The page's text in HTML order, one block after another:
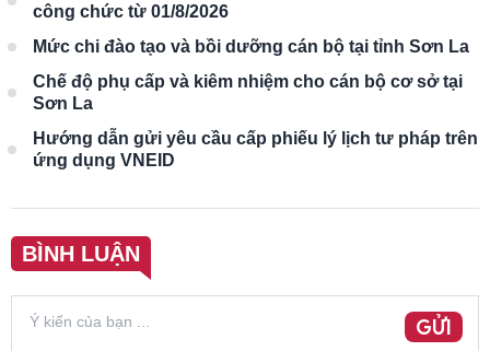
công chức từ 01/8/2026
Mức chi đào tạo và bồi dưỡng cán bộ tại tỉnh Sơn La
Chế độ phụ cấp và kiêm nhiệm cho cán bộ cơ sở tại
Sơn La
Hướng dẫn gửi yêu cầu cấp phiếu lý lịch tư pháp trên
ứng dụng VNEID
BÌNH LUẬN
GỬI